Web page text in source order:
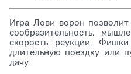
Игра Лови ворон
сообразительность,
скорость реукции.
длительную поездку или
дачу.